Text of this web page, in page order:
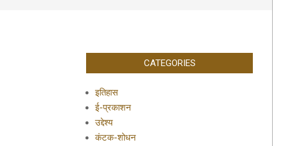
CATEGORIES
इतिहास
ई-प्रकाशन
उद्देश्य
कंटक-शोधन